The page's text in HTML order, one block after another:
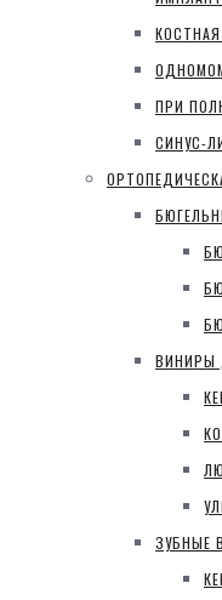
ПРИ
СИНУС-
ВИНИРЫ
ЗУБНЫЕ